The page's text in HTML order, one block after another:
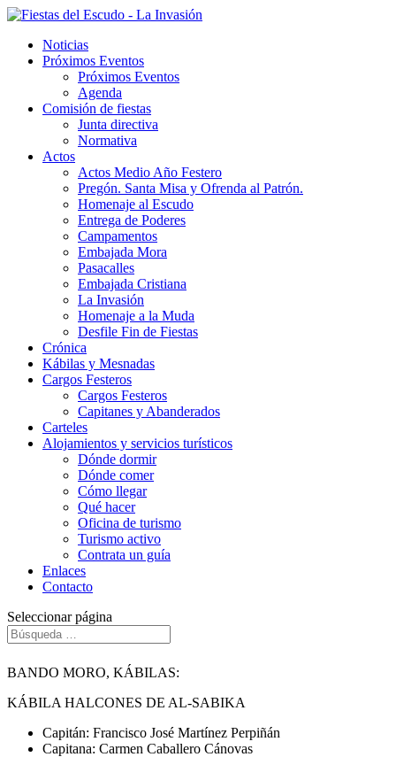
Noticias
Próximos Eventos
Próximos Eventos
Agenda
Comisión de fiestas
Junta directiva
Normativa
Actos
Actos Medio Año Festero
Pregón. Santa Misa y Ofrenda al Patrón.
Homenaje al Escudo
Entrega de Poderes
Campamentos
Embajada Mora
Pasacalles
Embajada Cristiana
La Invasión
Homenaje a la Muda
Desfile Fin de Fiestas
Crónica
Kábilas y Mesnadas
Cargos Festeros
Cargos Festeros
Capitanes y Abanderados
Carteles
Alojamientos y servicios turísticos
Dónde dormir
Dónde comer
Cómo llegar
Qué hacer
Oficina de turismo
Turismo activo
Contrata un guía
Enlaces
Contacto
Seleccionar página
BANDO MORO, KÁBILAS:
KÁBILA HALCONES DE AL-SABIKA
Capitán: Francisco José Martínez Perpiñán
Capitana: Carmen Caballero Cánovas